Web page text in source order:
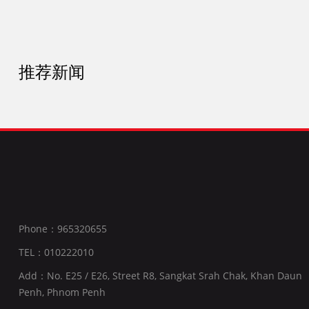
推荐新闻
Phone：965320655
TEL：010222010
Add：No. E25 / E26, Street R8, Sangkat Srah Chak, Khan Daun
Penh, Phnom Penh